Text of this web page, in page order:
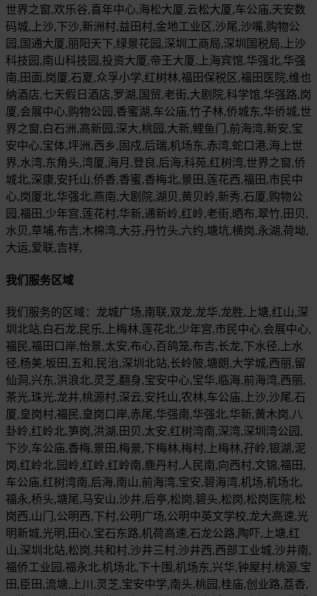
世界之窗,欢乐谷,喜年中心,海松大厦,云松大厦,车公庙,天安数
码城,上沙,下沙,新洲村,益田村,金地工业区,沙尾,沙嘴,购物公
园,国通大厦,丽阳天下,绿景花园,深圳工商局,深圳国税局,上沙
科技园,南山科技园,投资大厦,帝王大厦,上海宾馆,华强北,华强
南,田面,岗厦,石夏,众孚小学,红树林,福田保税区,福田医院,维也
纳酒店,七天假日酒店,罗湖,国贸,老街,大剧院,科学馆,华强路,岗
厦,会展中心,购物公园,香蜜湖,车公庙,竹子林,侨城东,华侨城,世
界之窗,白石洲,高新园,深大,桃园,大新,鲤鱼门,前海湾,新安,宝
安中心,宝体,坪洲,西乡,固戍,后瑞,机场东,赤湾,蛇口港,海上世
界,水湾,东角头,湾厦,海月,登良,后海,科苑,红树湾,世界之窗,侨
城北,深康,安托山,侨香,香蜜,香梅北,景田,莲花西,福田,市民中
心,岗厦北,华强北,燕南,大剧院,湖贝,黄贝岭,新秀,石厦,购物公
园,福田,少年宫,莲花村,华新,通新岭,红岭,老街,晒布,翠竹,田贝,
水贝,草埔,布吉,木棉湾,大芬,丹竹头,六约,塘坑,横岗,永湖,荷坳,
大运,爱联,吉祥,
我们服务区域
我们服务的区域：龙城广场,南联,双龙,龙华,龙胜,上塘,红山,深
圳北站,白石龙,民乐,上梅林,莲花北,少年宫,市民中心,会展中心,
福民,福田口岸,怡景,太安,布心,百鸽笼,布吉,长龙,下水径,上水
径,杨美,坂田,五和,民治,深圳北站,长岭陂,塘朗,大学城,西丽,留
仙洞,兴东,洪浪北,灵芝,翻身,宝安中心,宝华,临海,前海湾,西丽,
茶光,珠光,龙井,桃源村,深云,安托山,农林,车公庙,上沙,沙尾,石
厦,皇岗村,福民,皇岗口岸,赤尾,华强南,华强北,华新,黄木岗,八
卦岭,红岭北,笋岗,洪湖,田贝,太安,红树湾南,深湾,深圳湾公园,
下沙,车公庙,香梅,景田,梅景,下梅林,梅村,上梅林,孖岭,银湖,泥
岗,红岭北,园岭,红岭,红岭南,鹿丹村,人民南,向西村,文锦,福田,
车公庙,红树湾南,后海,南山,前海湾,宝安,碧海湾,机场,机场北,
福永,桥头,塘尾,马安山,沙井,后亭,松岗,碧头,松岗,松岗医院,松
岗西,山门,公明西,下村,公明广场,公明中英文学校,龙大高速,光
明新城,光明,田心,宝石东路,机荷高速,石龙公路,陶吓,上塘,红
山,深圳北站,松岗,共和村,沙井三村,沙井西,西部工业城,沙井南,
福侨工业园,福永北,机场北,下十围,机场东,兴华,钟屋村,桃源,宝
田,臣田,流塘,上川,灵芝,宝安中学,南头,桃园,桂庙,创业路,荔香,